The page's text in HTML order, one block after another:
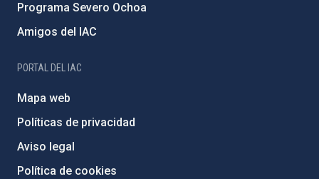
Programa Severo Ochoa
Amigos del IAC
PORTAL DEL IAC
Mapa web
Políticas de privacidad
Aviso legal
Política de cookies